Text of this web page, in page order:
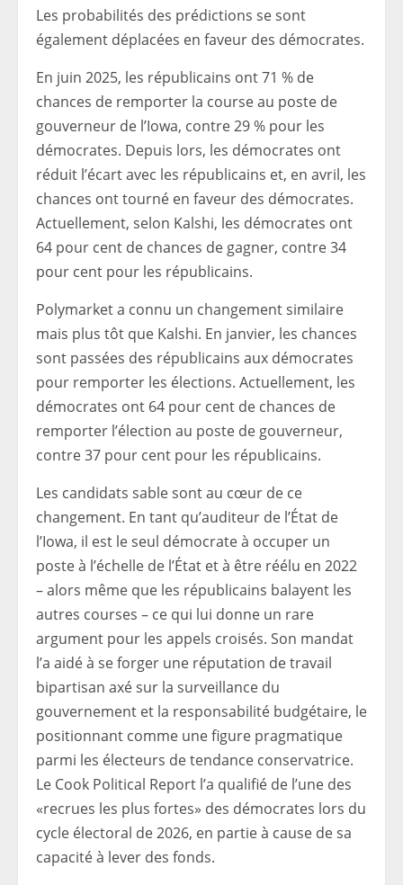
Les probabilités des prédictions se sont
également déplacées en faveur des démocrates.
En juin 2025, les républicains ont 71 % de
chances de remporter la course au poste de
gouverneur de l’Iowa, contre 29 % pour les
démocrates. Depuis lors, les démocrates ont
réduit l’écart avec les républicains et, en avril, les
chances ont tourné en faveur des démocrates.
Actuellement, selon Kalshi, les démocrates ont
64 pour cent de chances de gagner, contre 34
pour cent pour les républicains.
Polymarket a connu un changement similaire
mais plus tôt que Kalshi. En janvier, les chances
sont passées des républicains aux démocrates
pour remporter les élections. Actuellement, les
démocrates ont 64 pour cent de chances de
remporter l’élection au poste de gouverneur,
contre 37 pour cent pour les républicains.
Les candidats sable sont au cœur de ce
changement. En tant qu’auditeur de l’État de
l’Iowa, il est le seul démocrate à occuper un
poste à l’échelle de l’État et à être réélu en 2022
– alors même que les républicains balayent les
autres courses – ce qui lui donne un rare
argument pour les appels croisés. Son mandat
l’a aidé à se forger une réputation de travail
bipartisan axé sur la surveillance du
gouvernement et la responsabilité budgétaire, le
positionnant comme une figure pragmatique
parmi les électeurs de tendance conservatrice.
Le Cook Political Report l’a qualifié de l’une des
«recrues les plus fortes» des démocrates lors du
cycle électoral de 2026, en partie à cause de sa
capacité à lever des fonds.